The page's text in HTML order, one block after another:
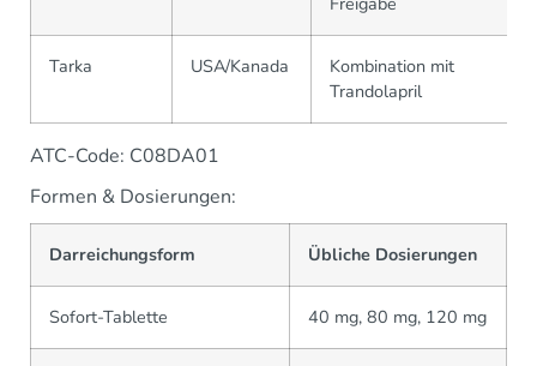
Tarka USA/Kanada
Kombination mit
Trandolapril
ATC-Code: C08DA01
Formen & Dosierungen:
Darreichungsform Übliche Dosierungen
Sofort-Tablette 40 mg, 80 mg, 120 mg